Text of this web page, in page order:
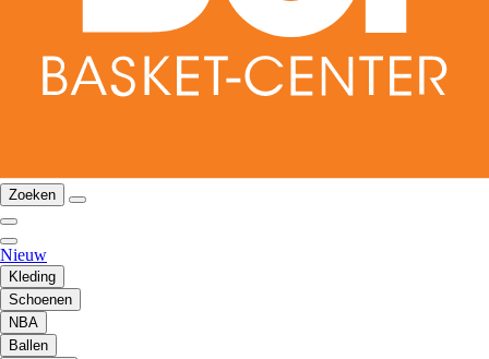
Zoeken
Nieuw
Kleding
Schoenen
NBA
Ballen